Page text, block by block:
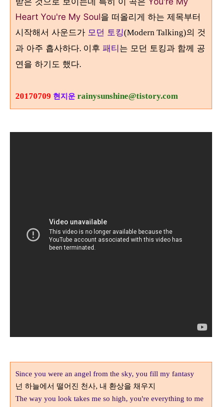
Heart You're My Soul을 떠올리게 하는 제목부터
시작해서 사운드가 모던 토킹(Modern Talking)의 것
과 아주 흡사하다. 이후 패티는 모던 토킹과 함께 공
연을 하기도 했다.
20170709 현지운 rainysunshine@tistory.com
Since you were an angel from the sky, you fill my fantasy
넌 하늘에서 떨어진 천사, 내 환상을 채우지
The way you look takes me so high, you're everything to me